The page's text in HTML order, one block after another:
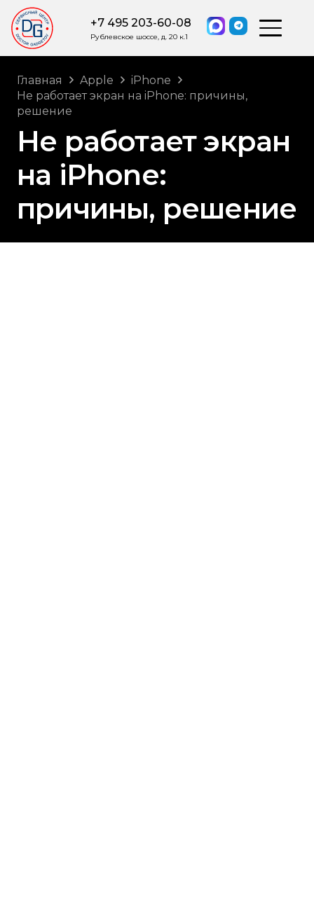
+7 495 203-60-08
Рублевское шоссе, д. 20 к.1
Главная Apple
iPhone
Не работает экран на iPhone: причины,
решение
Не работает экран
на iPhone:
причины, решение